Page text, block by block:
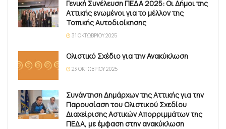
Γενική Συνέλευση ΠΕΔΑ 2025: Οι Δήμοι της
Αττικής ενωμένοι για το μέλλον της
Τοπικής Αυτοδιοίκησης
31 ΟΚΤΩΒΡΊΟΥ 2025
Ολιστικό Σχέδιο για την Ανακύκλωση
23 ΟΚΤΩΒΡΊΟΥ 2025
Συνάντηση Δημάρχων της Αττικής για την
Παρουσίαση του Ολιστικού Σχεδίου
Διαχείρισης Αστικών Απορριμμάτων της
ΠΕΔΑ, με έμφαση στην ανακύκλωση